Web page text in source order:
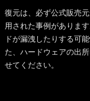
復元は、必ず公式販売
用された事例がありま
ドが漏洩したりする可
た、ハードウェアの出
せてください。